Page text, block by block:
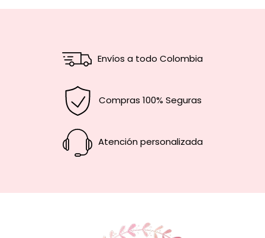
Envíos a todo Colombia
Compras 100% Seguras
Atención personalizada